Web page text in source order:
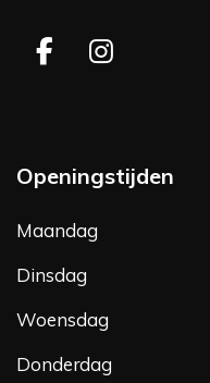
F
b
o
k
I
a
g
Openingstijden
Maandag
Dinsdag
Woensdag
Donderdag